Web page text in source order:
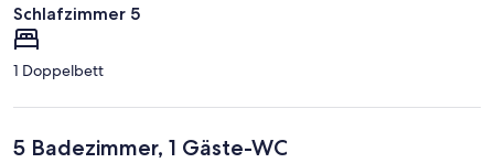
Schlafzimmer 5
1 Doppelbett
5 Badezimmer, 1 Gäste-WC